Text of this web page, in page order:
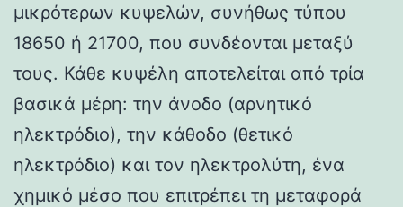
μικρότερων κυψελών, συνήθως τύπου
18650 ή 21700, που συνδέονται μεταξύ
τους. Κάθε κυψέλη αποτελείται από τρία
βασικά μέρη: την άνοδο (αρνητικό
ηλεκτρόδιο), την κάθοδο (θετικό
ηλεκτρόδιο) και τον ηλεκτρολύτη, ένα
χημικό μέσο που επιτρέπει τη μεταφορά